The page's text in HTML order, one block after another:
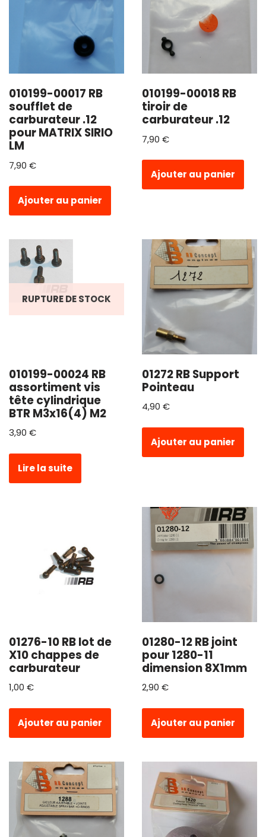
010199-00017 RB
soufflet de
carburateur .12
pour MATRIX SIRIO
LM
7,90 €
Ajouter au panier
010199-00018 RB
tiroir de
carburateur .12
7,90 €
Ajouter au panier
RUPTURE DE STOCK
010199-00024 RB
assortiment vis
tête cylindrique
BTR M3x16(4) M2
3,90 €
Lire la suite
01272 RB Support
Pointeau
4,90 €
Ajouter au panier
01276-10 RB lot de
X10 chappes de
carburateur
1,00 €
Ajouter au panier
01280-12 RB joint
pour 1280-11
dimension 8X1mm
2,90 €
Ajouter au panier